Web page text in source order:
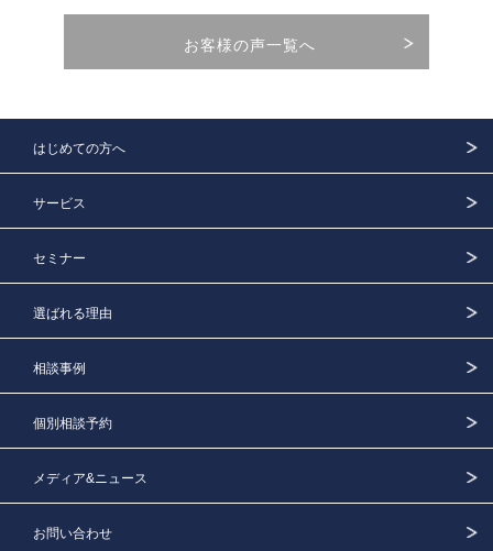
お客様の声一覧へ
はじめての方へ
サービス
セミナー
選ばれる理由
相談事例
個別相談予約
メディア&ニュース
お問い合わせ